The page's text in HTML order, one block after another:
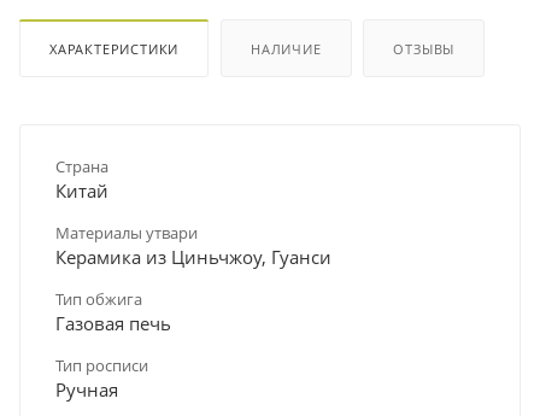
ХАРАКТЕРИСТИКИ НАЛИЧИЕ ОТЗЫВЫ
Страна
Китай
Материалы утвари
Керамика из Циньчжоу, Гуанси
Тип обжига
Газовая печь
Тип росписи
Ручная